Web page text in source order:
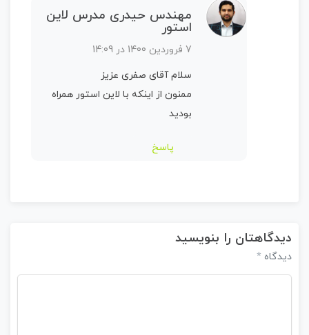
مهندس حیدری مدرس لاین
استور
7 فروردین 1400 در 14:09
سلام آقای صفری عزیز
ممنون از اینکه با لاین استور همراه
بودید
پاسخ
دیدگاهتان را بنویسید
دیدگاه *